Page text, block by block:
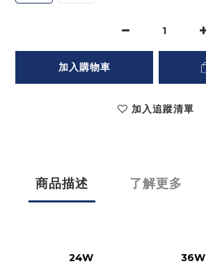
加入購物車
加入追蹤清單
商品描述 了解更多
24W
36W